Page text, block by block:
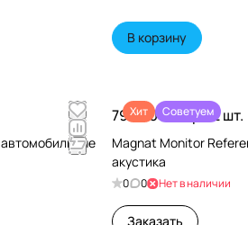
В корзину
Хит Советуем
79 990 ₽/Пара 2 шт.
Magnat Monitor
акустика
0 0 Нет в наличии
Заказать